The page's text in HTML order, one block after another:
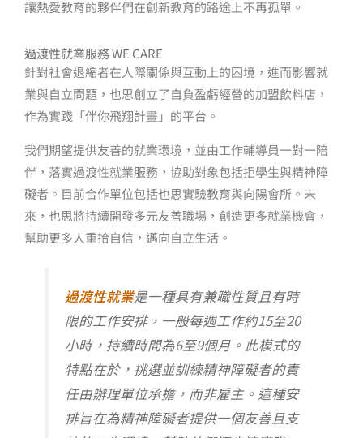
讓熱愛教育的夥伴們在創新教育的路途上不再孤單。
過渡性就業服務 WE CARE
針對社會退縮者在人際關係與互動上的困境，進而影響就
業與自立問題，也思創立了自負盈虧經營的加盟飲料店，
作為實踐「伴你飛翔計畫」的平台。
我們期望提供友善的就業環境，並由工作輔導員一對一陪
伴，落實過渡性就業服務，協助對象包括拒學生與精神障
礙者。目前合作單位包括也思實驗教育與向陽會所。未
來，也思將持續開發多元友善職場，創造更多就業機會，
幫助更多人重拾自信，邁向自立生活。
過渡性就業是一種具有兼職性質且有時
限的工作安排，一般每週工作約15至20
小時，持續時間為6至9個月。此模式的
特點在於，挑選並訓練精神障礙者的責
任由辦理單位承擔，而非雇主。這種安
排旨在為精神障礙者提供一個友善且支